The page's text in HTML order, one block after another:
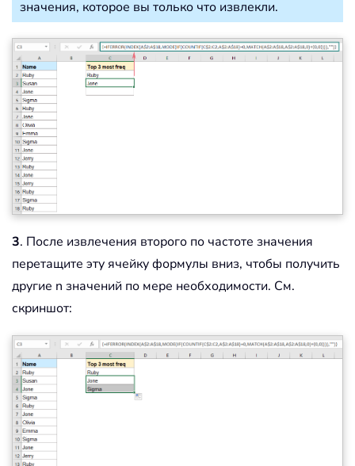
значения, которое вы только что извлекли.
3. После извлечения второго по частоте значения
перетащите эту ячейку формулы вниз, чтобы получить
другие n значений по мере необходимости. См.
скриншот: